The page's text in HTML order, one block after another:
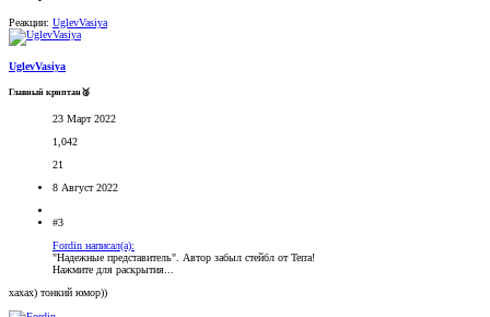
Реакции: UglevVasiya
UglevVasiya
Главный криптан🥈
23 Март 2022
1,042
21
8 Август 2022
#3
Fordin написал(а):
"Надежные представитель". Автор забыл стейбл от Terra!
Нажмите для раскрытия...
хахах) тонкий юмор))